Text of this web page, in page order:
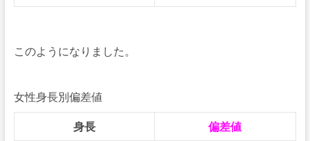
このようになりました。
女性身長別偏差値
身長 偏差値